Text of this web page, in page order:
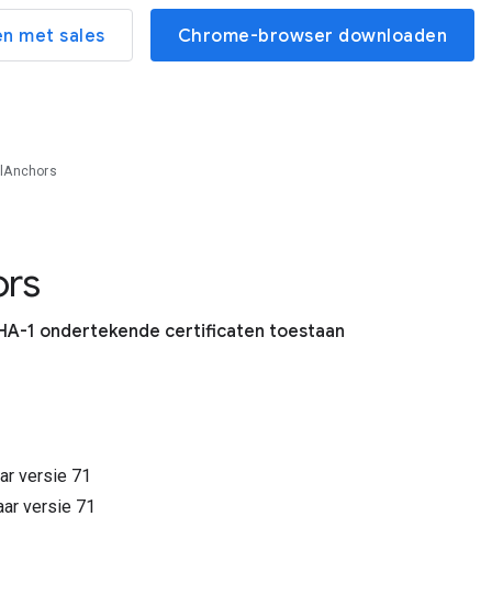
met sales Chrome-browser downloaden
1 ondertekende certificaten toestaan
versie 71
versie 71